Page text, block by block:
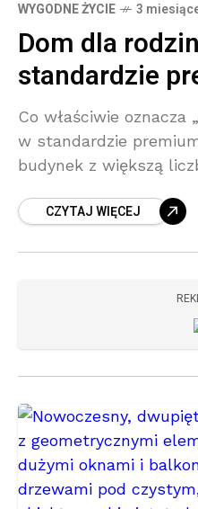
WYGODNE ŻYCIE 3
Dom dla
standardzie
Co właściwie oznacza
w standardzie
budynek z większą
codziennym komforcie,
CZYTAJ WIĘCEJ